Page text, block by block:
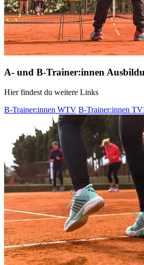
A- und B-Trainer:innen
Hier findest du weitere Links
B-Trainer:innen WTV B-Trainer:innen